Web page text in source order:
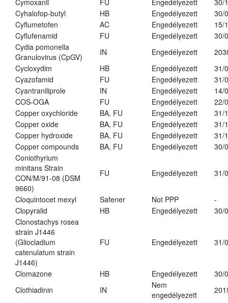
Cymoxanil
FU Engedélyezett
30/
Cyhalofop-butyl
HB Engedélyezett
30/
Cyflumetofen
AC Engedélyezett
15/
Cyflufenamid
FU Engedélyezett
30/
Cydia pomonella
Granulovirus (CpGV)
IN Engedélyezett
Cycloxydim
HB Engedélyezett
31/
Cyazofamid
FU Engedélyezett
31/
Cyantraniliprole
IN Engedélyezett
14/
COS-OGA
FU Engedélyezett
22/
Copper oxychloride
BA, FU Engedélyezett
31/
Copper oxide
BA, FU Engedélyezett
31/
Copper hydroxide
BA, FU Engedélyezett
31/
Copper compounds
BA, FU Engedélyezett
30/
Coniothyrium
minitans Strain
CON/M/91-08 (DSM
9660)
FU Engedélyezett 31/
Cloquintocet mexyl Safener Not PPP
-
Clopyralid
HB Engedélyezett
30/
Clonostachys rosea
strain J1446
(Gliocladium
catenulatum strain
J1446)
FU Engedélyezett 31/
Clomazone HB Engedélyezett
30/
Clothiadinin
IN
Nem
engedélyezett